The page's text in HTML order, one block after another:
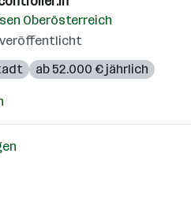
Oberösterreich
ab 52.000 € jährlich